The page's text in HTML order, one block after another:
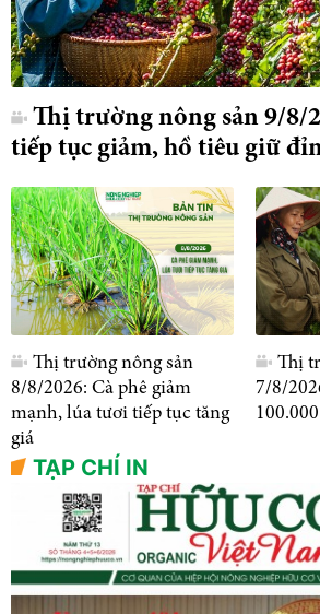
Thị trường nông sản 9/8/
tiếp tục giảm, hồ tiêu giữ
Thị trường nông sản
8/8/2026: Cà phê giảm
mạnh, lúa tươi tiếp tục tăng
giá
Thị
7/8/
TẠP CHÍ IN